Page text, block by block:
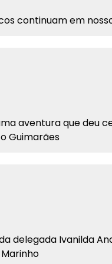
continuam em
aventura que deu
Guimarães
delegada Ivanilda